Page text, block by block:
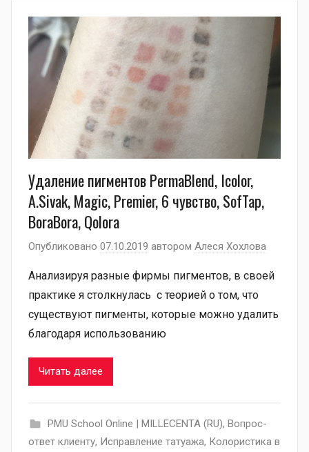
Удаление пигментов PermaBlend, Icolor,
A.Sivak, Magic, Premier, 6 чувство, SofTap,
BoraBora, Qolora
Опубликовано 07.10.2019 автором Алеся Хохлова
Анализируя разные фирмы пигментов, в своей
практике я столкнулась с теорией о том, что
существуют пигменты, которые можно удалить
благодаря использованию
Читать далее
PMU School Online | MILLECENTA (RU), Вопрос-
ответ клиенту, Исправление татуажа, Колористика в